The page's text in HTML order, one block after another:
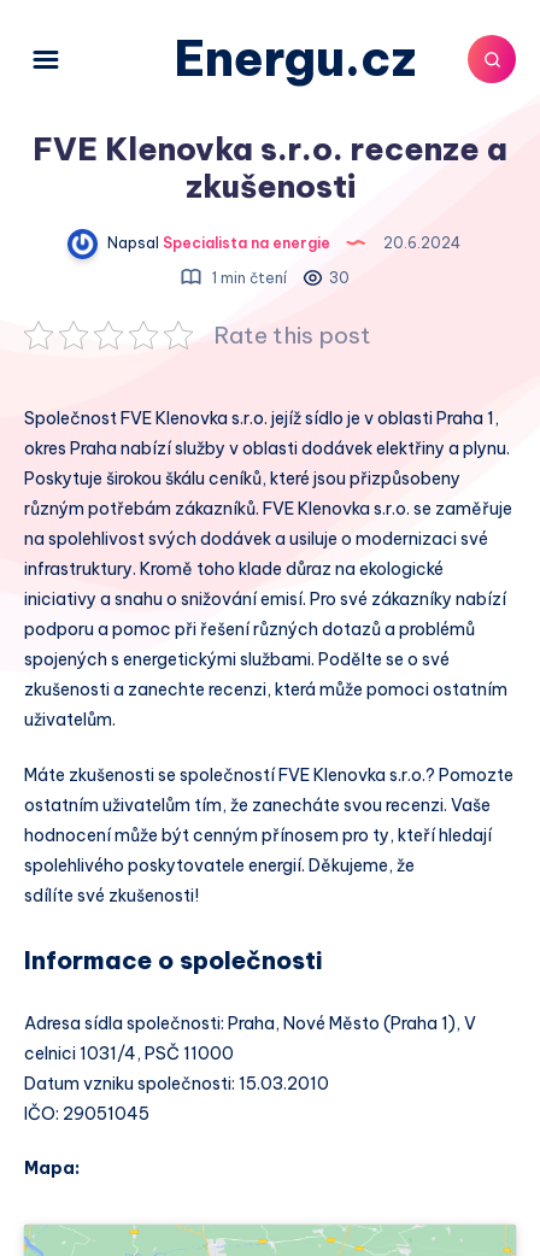
Energu.cz
FVE Klenovka s.r.o. recenze a
zkušenosti
Napsal Specialista na energie
20.6.2024
1 min čtení
30
Rate this post
Společnost FVE Klenovka s.r.o. jejíž sídlo je v oblasti Praha 1,
okres Praha nabízí služby v oblasti dodávek elektřiny a plynu.
Poskytuje širokou škálu ceníků, které jsou přizpůsobeny
různým potřebám zákazníků. FVE Klenovka s.r.o. se zaměřuje
na spolehlivost svých dodávek a usiluje o modernizaci své
infrastruktury. Kromě toho klade důraz na ekologické
iniciativy a snahu o snižování emisí. Pro své zákazníky nabízí
podporu a pomoc při řešení různých dotazů a problémů
spojených s energetickými službami. Podělte se o své
zkušenosti a zanechte recenzi, která může pomoci ostatním
uživatelům.
Máte zkušenosti se společností FVE Klenovka s.r.o.? Pomozte
ostatním uživatelům tím, že zanecháte svou recenzi. Vaše
hodnocení může být cenným přínosem pro ty, kteří hledají
spolehlivého poskytovatele energií. Děkujeme, že
sdílíte své zkušenosti!
Informace o společnosti
Adresa sídla společnosti: Praha, Nové Město (Praha 1), V
celnici 1031/4, PSČ 11000
Datum vzniku společnosti: 15.03.2010
IČO: 29051045
Mapa: